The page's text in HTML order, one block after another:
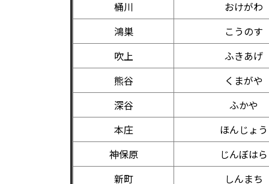
桶川 おけがわ
鴻巣 こうのす
吹上 ふきあげ
熊谷 くまがや
深谷 ふかや
本庄 ほんじょう
神保原 じんぼはら
新町 しんまち